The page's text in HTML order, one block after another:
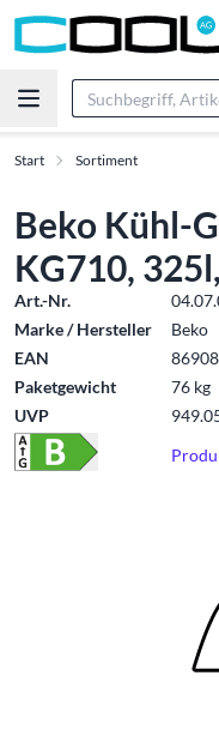
Start Sortiment
Beko Kühl-
KG710,
Art.-Nr.
Marke / Hersteller
Beko
EAN
Paketgewicht
76 kg
UVP